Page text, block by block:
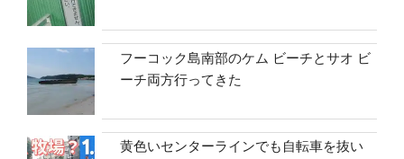
フーコック島南部のケム ビーチとサオ ビ
ーチ両方行ってきた
黄色いセンターラインでも自転車を抜い